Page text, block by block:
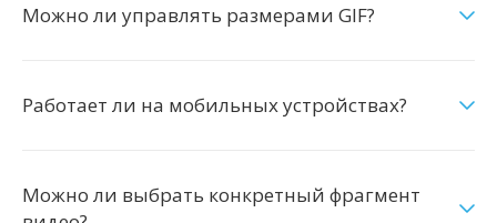
Можно ли управлять размерами GIF?
Работает ли на мобильных устройствах?
Можно ли выбрать конкретный фрагмент